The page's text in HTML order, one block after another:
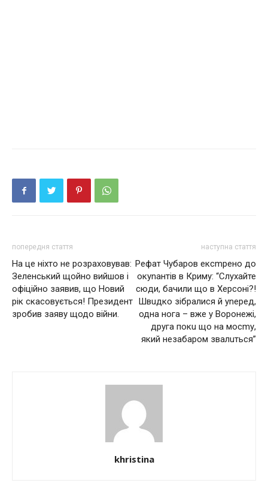
попередня стаття
На це ніхто не розраховував:
Зеленський щойно вийшов і
офіційно заявив, що Новий
рік скасовується! Президент
зробив заяву щодо війни.
наступна стаття
Рефат Чубаpов ексmрено до
окynантів в Кpиму: “Слухайте
сюди, бачили що в Херсоні?!
Швuдко зібралися й уnеред,
одна нога – вже у Воронежі,
друга покu що на мосmу,
який незабаром звалuться”
khristina